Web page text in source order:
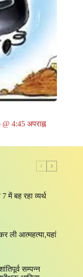
4:45 अपराह्न
में बह रहा व्यर्थ
ली आत्महत्या,यहां
सम्पन्न